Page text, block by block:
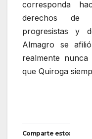
corresponda
derechos de
progresistas y
Almagro se
realmente
que Quiroga
Comparte esto: